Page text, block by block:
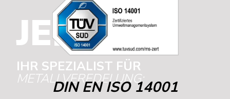
JENTNER
IHR SPEZIALIST FÜR
METALLVEREDELUNG:
DIN EN ISO 14001